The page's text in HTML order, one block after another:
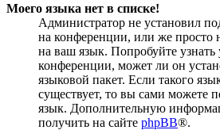
Моего языка нет в списке!
Администратор не установил
на конференции, или же просто
на ваш язык. Попробуйте узнать
конференции, может ли он
языковой пакет. Если такого
существует, то вы сами можете
язык. Дополнительную
получить на сайте phpBB®.